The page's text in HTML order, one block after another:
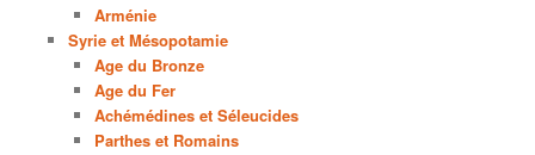
Arménie
Syrie et Mésopotamie
Age du Bronze
Age du Fer
Achémédines et Séleucides
Parthes et Romains